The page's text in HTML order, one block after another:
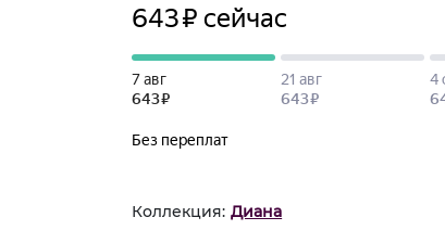
Коллекция: Диана